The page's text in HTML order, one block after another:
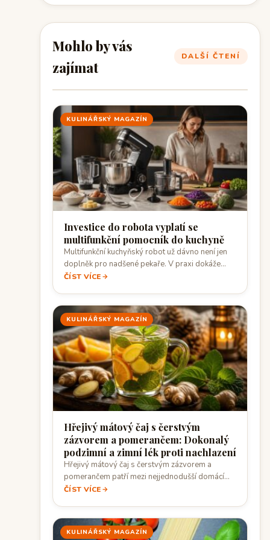
Mohlo by vás
zajímat
DALŠÍ ČTENÍ
KULINÁŘSKÝ MAGAZÍN
Investice do robota vyplatí se
multifunkční pomocník do kuchyně
Multifunkční kuchyňský robot už dávno není jen
doplněk pro nadšené pekaře. V praxi dokáže…
ČÍST VÍCE
KULINÁŘSKÝ MAGAZÍN
Hřejivý mátový čaj s čerstvým
zázvorem a pomerančem: Dokonalý
podzimní a zimní lék proti nachlazení
Hřejivý mátový čaj s čerstvým zázvorem a
pomerančem patří mezi nejjednodušší domácí
nápoje, které…
ČÍST VÍCE
KULINÁŘSKÝ MAGAZÍN